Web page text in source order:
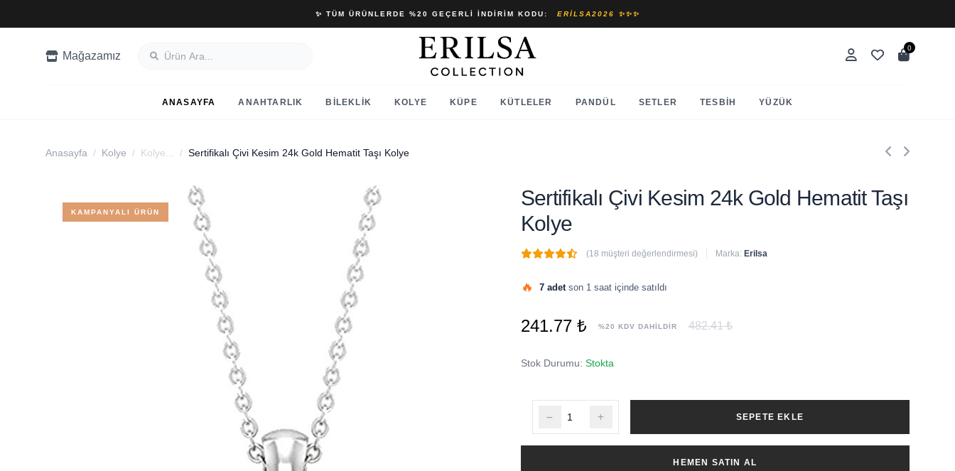
✨ TÜM ÜRÜNLERDE %20 GEÇERLI İNDIRIM KODU: ERILSA2026 ✨✨✨
Mağazamız
0
ANASAYFA ANAHTARLIK BILEKLIK KOLYE KÜPE KÜTLELER PANDÜL SETLER TESBIH YÜZÜK
Anasayfa / Kolye / Kolye... / Sertifikalı Çivi Kesim 24k Gold Hematit Taşı Kolye
KAMPANYALI ÜRÜN
Sertifikalı Çivi Kesim 24k Gold Hematit Taşı
Kolye
(18 müşteri değerlendirmesi) Marka: Erilsa
🔥 7 adetson 1 saat içinde satıldı
241.77 ₺ %20 KDV DAHİLDİR 482.41 ₺
Stok Durumu: Stokta
SEPETE EKLE
HEMEN SATIN AL